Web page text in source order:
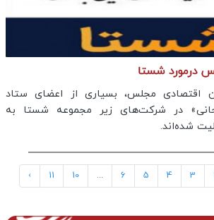
درمورد شستا
اقتصادی مجلس، بسیاری از اعضای ستاد
در شرکت‌های زیر مجموعه شستا به
شده‌اند.
3
4
5
6
...
10
11
›